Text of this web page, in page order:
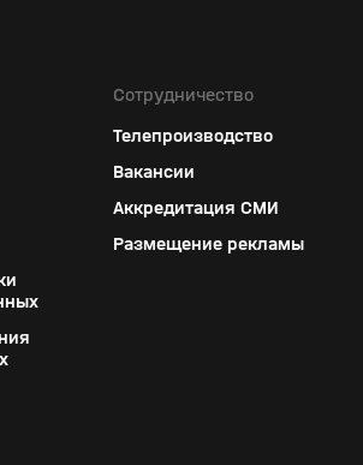
Сотрудничество
Телепроизводство
Вакансии
Аккредитация СМИ
Размещение рекламы